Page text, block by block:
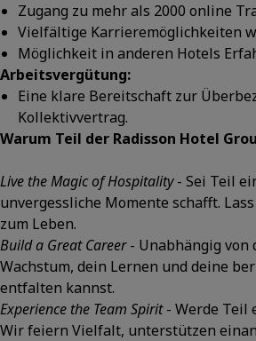
Zugang zu mehr als 2000 online
Vielfältige Karrieremöglichkeiten
Möglichkeit in anderen Hotels
Arbeitsvergütung:
Eine klare Bereitschaft zur
Kollektivvertrag.
Warum Teil der Radisson Hotel
Live the Magic of Hospitality- Sei Teil
unvergessliche Momente schafft.
zum Leben.
Build a Great Career- Unabhängig von
Wachstum, dein Lernen und deine
entfalten kannst.
Experience the Team Spirit- Werde Teil
Wir feiern Vielfalt, unterstützen